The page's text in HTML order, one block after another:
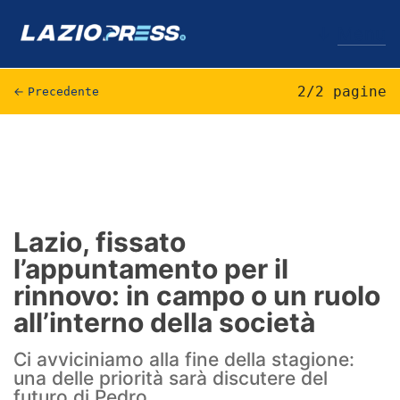
Formello
Infortuni
Primavera
Calciomercato
Lazio Women
← Precedente 2/2 pagine
Lazio, fissato
l’appuntamento per il
rinnovo: in campo o un ruolo
all’interno della società
Ci avviciniamo alla fine della stagione:
una delle priorità sarà discutere del